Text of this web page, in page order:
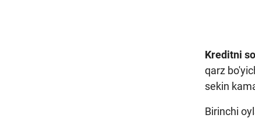
Kreditni
qarz
sekin
Birinchi